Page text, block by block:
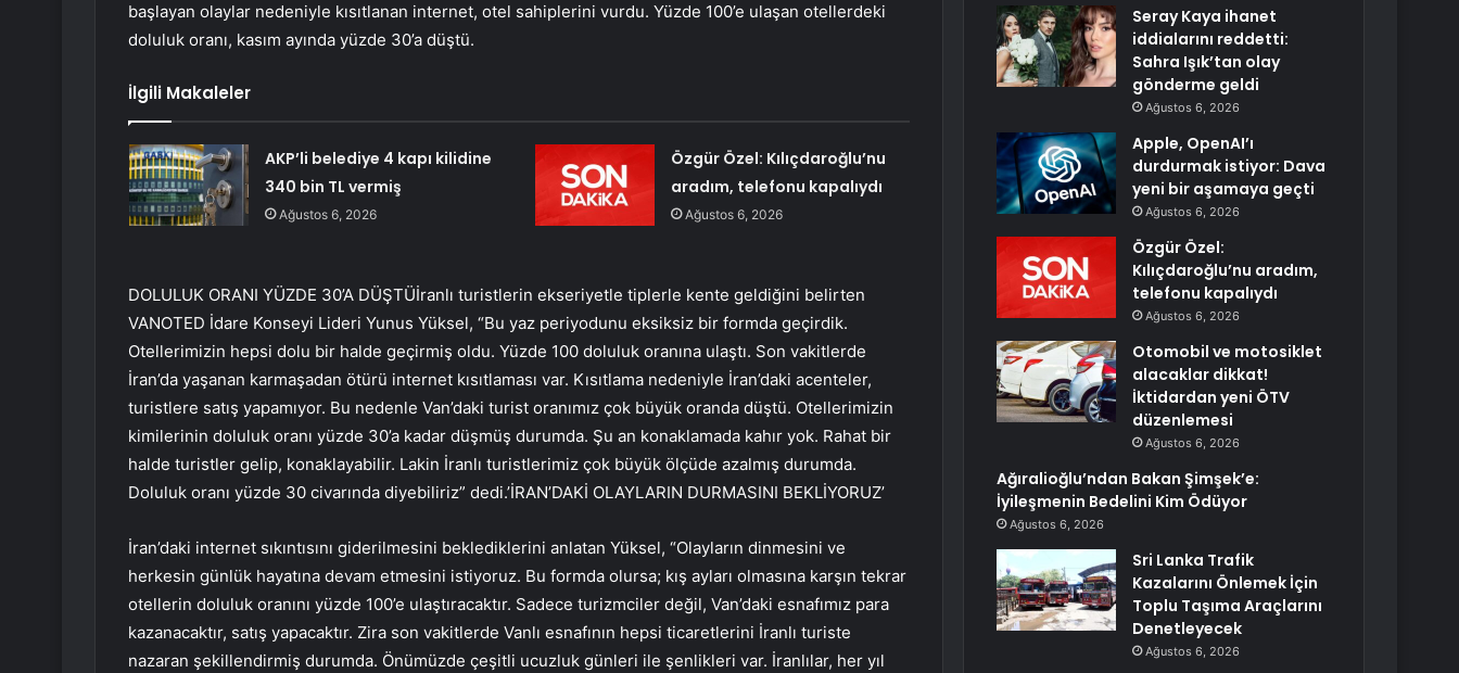
başlayan olaylar nedeniyle kısıtlanan internet, otel sahiplerini vurdu. Yüzde 100’e ulaşan otellerdeki
doluluk oranı, kasım ayında yüzde 30’a düştü.
İlgili Makaleler
AKP’li belediye 4 kapı kilidine
340 bin TL vermiş
Ağustos 6, 2026
Özgür Özel: Kılıçdaroğlu’nu
aradım, telefonu kapalıydı
Ağustos 6, 2026
DOLULUK ORANI YÜZDE 30’A DÜŞTÜİranlı turistlerin ekseriyetle tiplerle kente geldiğini belirten
VANOTED İdare Konseyi Lideri Yunus Yüksel, “Bu yaz periyodunu eksiksiz bir formda geçirdik.
Otellerimizin hepsi dolu bir halde geçirmiş oldu. Yüzde 100 doluluk oranına ulaştı. Son vakitlerde
İran’da yaşanan karmaşadan ötürü internet kısıtlaması var. Kısıtlama nedeniyle İran’daki acenteler,
turistlere satış yapamıyor. Bu nedenle Van’daki turist oranımız çok büyük oranda düştü. Otellerimizin
kimilerinin doluluk oranı yüzde 30’a kadar düşmüş durumda. Şu an konaklamada kahır yok. Rahat bir
halde turistler gelip, konaklayabilir. Lakin İranlı turistlerimiz çok büyük ölçüde azalmış durumda.
Doluluk oranı yüzde 30 civarında diyebiliriz” dedi.’İRAN’DAKİ OLAYLARIN DURMASINI BEKLİYORUZ’
İran’daki internet sıkıntısını giderilmesini beklediklerini anlatan Yüksel, “Olayların dinmesini ve
herkesin günlük hayatına devam etmesini istiyoruz. Bu formda olursa; kış ayları olmasına karşın tekrar
otellerin doluluk oranını yüzde 100’e ulaştıracaktır. Sadece turizmciler değil, Van’daki esnafımız para
kazanacaktır, satış yapacaktır. Zira son vakitlerde Vanlı esnafının hepsi ticaretlerini İranlı turiste
nazaran şekillendirmiş durumda. Önümüzde çeşitli ucuzluk günleri ile şenlikleri var. İranlılar, her yıl
Seray Kaya ihanet
iddialarını reddetti:
Sahra Işık’tan olay
gönderme geldi
Ağustos 6, 2026
Apple, OpenAI’ı
durdurmak istiyor: Dava
yeni bir aşamaya geçti
Ağustos 6, 2026
Özgür Özel:
Kılıçdaroğlu’nu aradım,
telefonu kapalıydı
Ağustos 6, 2026
Otomobil ve motosiklet
alacaklar dikkat!
İktidardan yeni ÖTV
düzenlemesi
Ağustos 6, 2026
Ağıralioğlu’ndan Bakan Şimşek’e:
İyileşmenin Bedelini Kim Ödüyor
Ağustos 6, 2026
Sri Lanka Trafik
Kazalarını Önlemek İçin
Toplu Taşıma Araçlarını
Denetleyecek
Ağustos 6, 2026